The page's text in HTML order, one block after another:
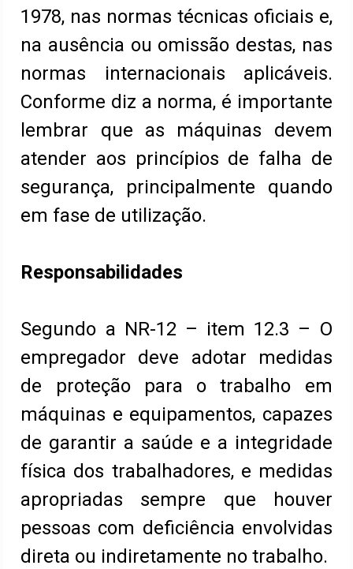
1978, nas normas técnicas oficiais e,
na ausência ou omissão destas, nas
normas internacionais aplicáveis.
Conforme diz a norma, é importante
lembrar que as máquinas devem
atender aos princípios de falha de
segurança, principalmente quando
em fase de utilização.
Responsabilidades
Segundo a NR-12 – item 12.3 – O
empregador deve adotar medidas
de proteção para o trabalho em
máquinas e equipamentos, capazes
de garantir a saúde e a integridade
física dos trabalhadores, e medidas
apropriadas sempre que houver
pessoas com deficiência envolvidas
direta ou indiretamente no trabalho.